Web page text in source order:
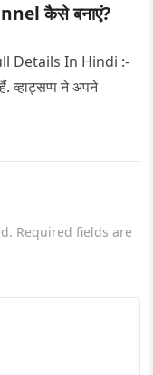
कैसे बनाएं?
Details In Hindi :-
व्हाट्सप्प ने अपने
Required fields are